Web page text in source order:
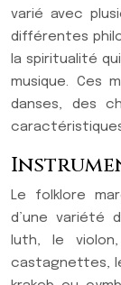
varié avec
différentes
la spiritualité
musique. Ces
danses, des
Le folklore
d’une variété
luth, le
castagnettes,